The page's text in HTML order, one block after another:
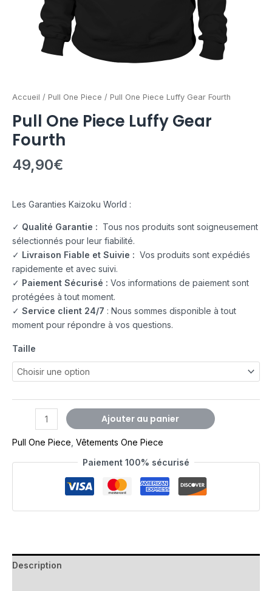
Accueil / Pull One Piece / Pull One Piece Luffy Gear Fourth
Pull One Piece Luffy Gear
Fourth
49,90€
Les Garanties Kaizoku World :
✓ Qualité Garantie : Tous nos produits sont soigneusement
sélectionnés pour leur fiabilité.
✓ Livraison Fiable et Suivie : Vos produits sont expédiés
rapidemente et avec suivi.
✓ Paiement Sécurisé : Vos informations de paiement sont
protégées à tout moment.
✓ Service client 24/7 : Nous sommes disponible à tout
moment pour répondre à vos questions.
Taille
Ajouter au panier
Pull One Piece Vêtements One Piece
Paiement 100% sécurisé
Description